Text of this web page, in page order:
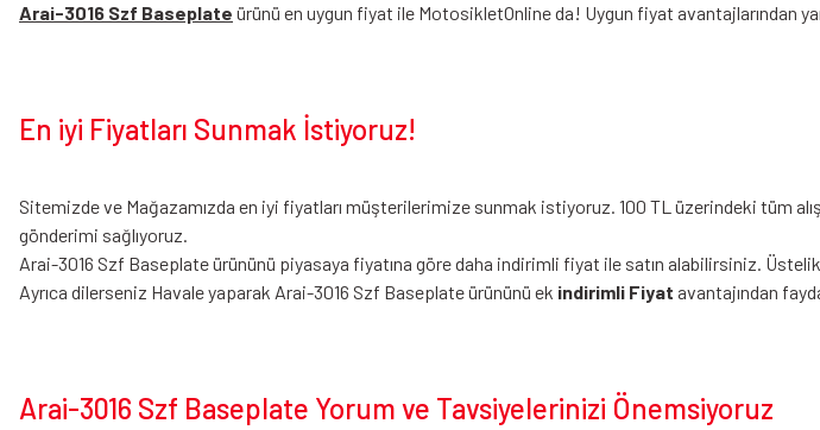
Arai-3016 Szf Baseplate ürünü en uygun fiyat ile MotosikletOnline da! Uygun fiyat avantajlarından
En iyi Fiyatları Sunmak İstiyoruz!
Sitemizde ve Mağazamızda en iyi fiyatları müşterilerimize sunmak istiyoruz. 100 TL üzerindeki tüm
gönderimi sağlıyoruz.
Arai-3016 Szf Baseplate ürününü piyasaya fiyatına göre daha indirimli fiyat ile satın alabilirsiniz.
Ayrıca dilerseniz Havale yaparak Arai-3016 Szf Baseplate ürününü ek indirimli Fiyat avantajından
Arai-3016 Szf Baseplate Yorum ve Tavsiyelerinizi Önemsiyoruz